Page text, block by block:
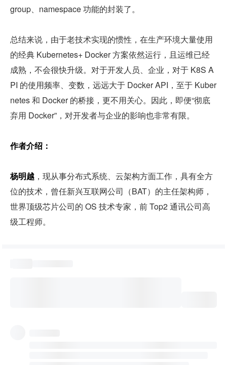
group、namespace 功能的封装了。
总结来说，由于老技术实现的惯性，在生产环境大量使用
的经典 Kubernetes+ Docker 方案依然运行，且运维已经
成熟，不会很快升级。对于开发人员、企业，对于 K8S A
PI 的使用频率、变数，远远大于 Docker API，至于 Kuber
netes 和 Docker 的桥接，更不用关心。因此，即便“彻底
弃用 Docker”，对开发者与企业的影响也非常有限。
作者介绍：
杨明越 ，现从事分布式系统、云架构方面工作，具有全方
位的技术，曾任新兴互联网公司（BAT）的主任架构师，
世界顶级芯片公司的 OS 技术专家，前 Top2 通讯公司高
级工程师。